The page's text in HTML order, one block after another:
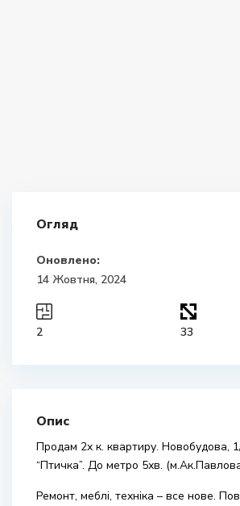
Огляд
Оновлено:
14 Жовтня, 2024
2 33
Опис
Продам 2х к. квартиру. Новобудова,
“Птичка”. До метро 5хв.
Ремонт, меблі, техніка – все нове.